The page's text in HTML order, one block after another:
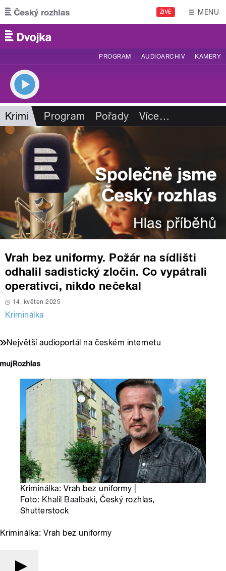
Přejít k hlavnímu obsahu
ŽIVĚ MENU
PROGRAM AUDIOARCHIV KAMERY
Krimi Program Pořady Více…
Vrah bez uniformy. Požár na sídlišti
odhalil sadistický zločin. Co vypátrali
operativci, nikdo nečekal
14. květen 2025
Kriminálka
Největší audioportál na českém internetu
Kriminálka: Vrah bez uniformy |
Foto: Khalil Baalbaki, Český rozhlas,
Shutterstock
Kriminálka: Vrah bez uniformy